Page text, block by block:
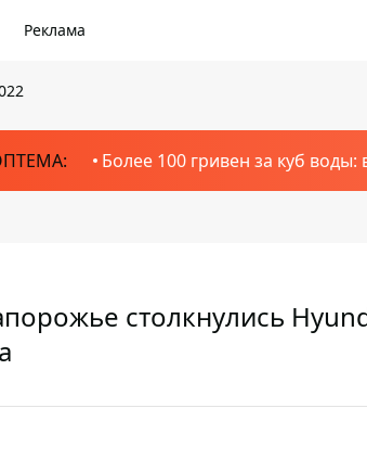
Реклама
Более 100 гривен за куб
столкнулись